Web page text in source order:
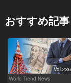
おすすめ記事
Vol.236
World Trend News